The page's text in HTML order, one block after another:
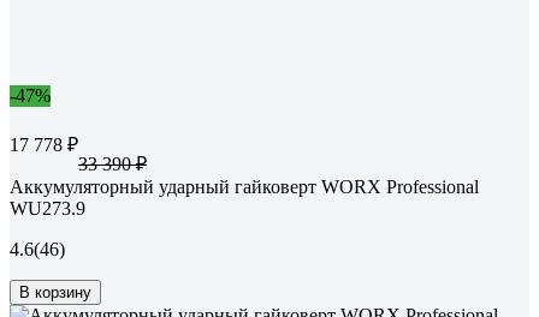
-47%
17 778 ₽
33 390 ₽
Аккумуляторный ударный гайковерт WORX Professional
WU273.9
4.6(46)
В корзину